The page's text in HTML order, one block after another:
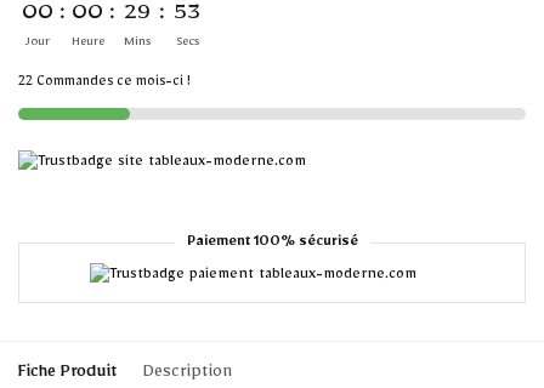
00
Jour
: 00
Heure
: 29
Mins
: 52
Secs
22 Commandes ce mois-ci !
Paiement 100% sécurisé
Fiche Produit Description